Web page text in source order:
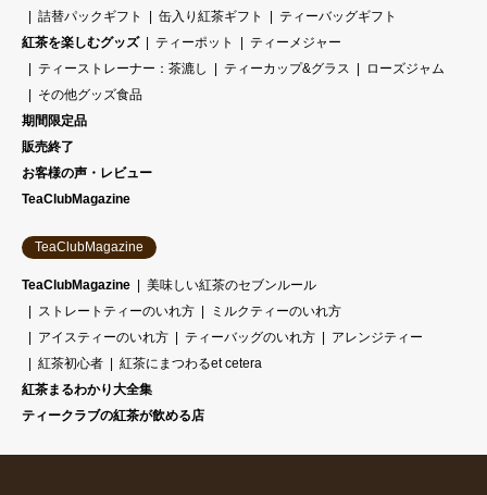
詰替パックギフト
缶入り紅茶ギフト
ティーバッグギフト
紅茶を楽しむグッズ
ティーポット
ティーメジャー
ティーストレーナー：茶漉し
ティーカップ&グラス
ローズジャム
その他グッズ食品
期間限定品
販売終了
お客様の声・レビュー
TeaClubMagazine
TeaClubMagazine
TeaClubMagazine
美味しい紅茶のセブンルール
ストレートティーのいれ方
ミルクティーのいれ方
アイスティーのいれ方
ティーバッグのいれ方
アレンジティー
紅茶初心者
紅茶にまつわるet cetera
紅茶まるわかり大全集
ティークラブの紅茶が飲める店